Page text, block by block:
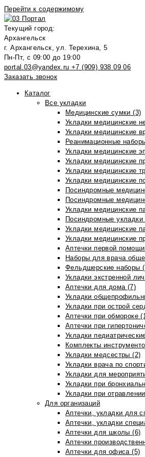
Перейти к содержимому
Текущий город:
Архангельск
г. Архангельск, ул. Терехина, 5
Пн-Пт, с 09:00 до 19:00
portal.03@yandex.ru +7 (909) 938 09 06
Заказать звонок
Каталог
Все укладки
Медицинские сумки (3)
Укладки медицинские
Укладки медицинские
Реанимационные
Укладки медицинские
Укладки медицинские
Укладки медицинские
Укладки медицинские
Посиндромные
Посиндромные
Укладки медицинские
Посиндромные
Укладки медицинские
Укладки медицинские
Аптечки первой
Наборы для врача
Фельдшерские наборы
Укладки экстренной
Аптечки для дома (7)
Укладки
Укладки при острой
Аптечки при обмороке
Аптечки при
Укладки
Комплекты
Укладки медсестры (2)
Укладки врача по
Укладки для
Укладки при
Укладки при
Для организаций
Аптечки, укладки для
Аптечки, укладки
Аптечки для школы (6)
Аптечки
Аптечки для офиса (5)